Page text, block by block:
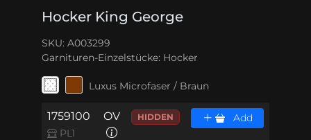
Hocker King George
SKU: A003299
Garnituren-Einzelstücke: Hocker
Luxus Microfaser / Braun
1759100
PL1
OV HIDDEN Add